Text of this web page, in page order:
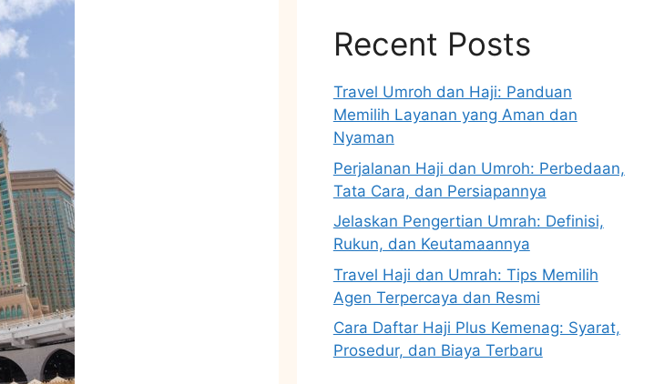
Recent Posts
Travel Umroh dan Haji: Panduan
Memilih Layanan yang Aman dan
Nyaman
Perjalanan Haji dan Umroh: Perbedaan,
Tata Cara, dan Persiapannya
Jelaskan Pengertian Umrah: Definisi,
Rukun, dan Keutamaannya
Travel Haji dan Umrah: Tips Memilih
Agen Terpercaya dan Resmi
Cara Daftar Haji Plus Kemenag: Syarat,
Prosedur, dan Biaya Terbaru